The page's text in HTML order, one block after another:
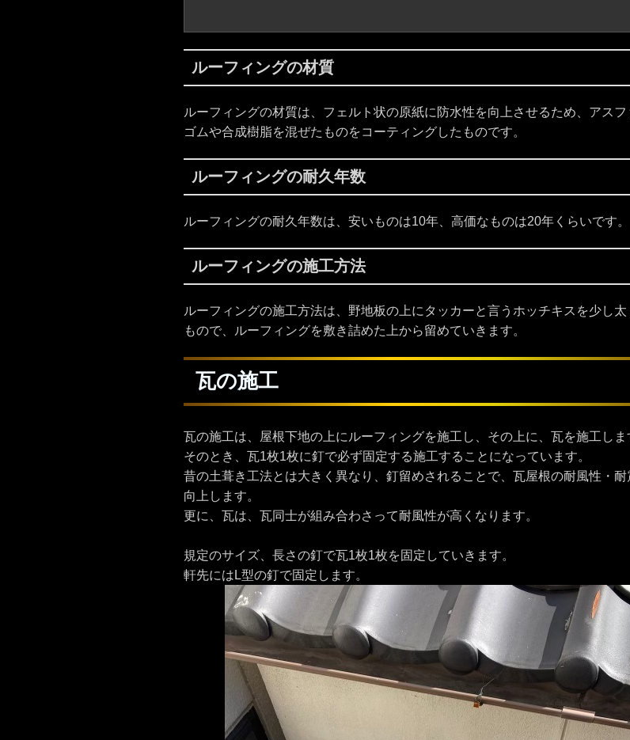
ルーフィングの材質
ルーフィングの材質は、フェルト状の原紙に防水性を向上させるため、アス
ゴムや合成樹脂を混ぜたものをコーティングしたものです。
ルーフィングの耐久年数
ルーフィングの耐久年数は、安いものは10年、高価なものは20年くらいです。
ルーフィングの施工方法
ルーフィングの施工方法は、野地板の上にタッカーと言うホッチキスを少し太
もので、ルーフィングを敷き詰めた上から留めていきます。
瓦の施工
瓦の施工は、屋根下地の上にルーフィングを施工し、その上に、瓦を施工しま
そのとき、瓦1枚1枚に釘で必ず固定する施工することになっています。
昔の土葺き工法とは大きく異なり、釘留めされることで、瓦屋根の耐風性・耐
向上します。
更に、瓦は、瓦同士が組み合わさって耐風性が高くなります。
規定のサイズ、長さの釘で瓦1枚1枚を固定していきます。
軒先にはL型の釘で固定します。